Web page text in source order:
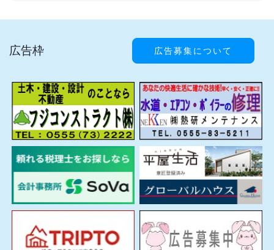
広告枠 広告募集について